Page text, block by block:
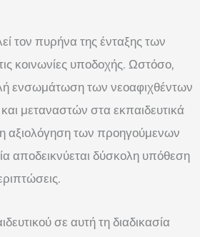
τον πυρήνα της ένταξης των
κοινωνίες υποδοχής. Ωστόσο,
ενσωμάτωση των νεοαφιχθέντων
μεταναστών στα εκπαιδευτικά
αξιολόγηση των προηγούμενων
αποδεικνύεται δύσκολη υπόθεση
σε αυτή τη διαδικασία